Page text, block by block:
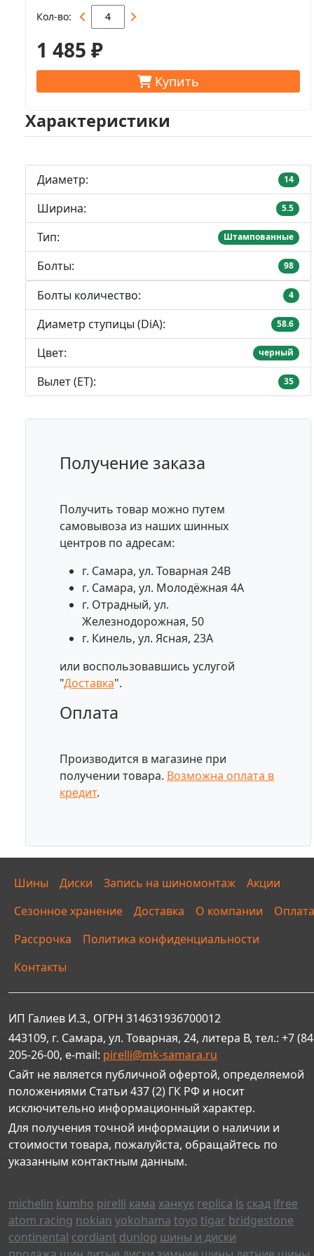
Кол-во
1 485 ₽
Купить
Характеристики
Диаметр: 14
Ширина: 5.5
Тип: Штампованные
Болты: 98
Болты количество: 4
Диаметр ступицы (DiA): 58.6
Цвет: черный
Вылет (ET): 35
Получение заказа
Получить товар можно путем
самовывоза из наших шинных
центров по адресам:
г. Самара, ул. Товарная 24В
г. Самара, ул. Молодёжная 4А
г. Отрадный, ул.
Железнодорожная, 50
г. Кинель, ул. Ясная, 23А
или воспользовавшись услугой
"Доставка".
Оплата
Производится в магазине при
получении товара. Возможна оплата в
кредит.
Шины Диски Запись на шиномонтаж
Акции
Сезонное хранение
Доставка О компании
Оплата
Рассрочка
Политика конфиденциальности
Контакты
ИП Галиев И.З., ОГРН 314631936700012
443109, г. Самара, ул. Товарная, 24, литера В, тел.: +7
205-26-00, e-mail: pirelli@mk-samara.ru
Сайт не является публичной офертой, определяемой
положениями Статьи 437 (2) ГК РФ и носит
исключительно информационный характер.
Для получения точной информации о наличии и
стоимости товара, пожалуйста, обращайтесь по
указанным контактным данным.
michelin kumho pirelli кама ханкук replica ls скад ifree
atom racing nokian yokohama toyo tigar bridgestone
continental cordiant dunlop шины и диски